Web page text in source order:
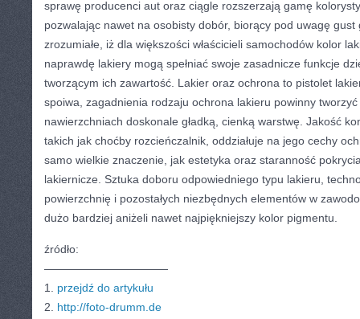
sprawę producenci aut oraz ciągle rozszerzają gamę
pozwalając nawet na osobisty dobór, biorący pod uwagę gust
zrozumiałe, iż dla większości właścicieli samochodów kolor
naprawdę lakiery mogą spełniać swoje zasadnicze funkcje
tworzącym ich zawartość. Lakier oraz ochrona to pistolet
spoiwa, zagadnienia rodzaju ochrona lakieru powinny
nawierzchniach doskonale gładką, cienką warstwę. Jakość
takich jak choćby rozcieńczalnik, oddziałuje na jego cechy
samo wielkie znaczenie, jak estetyka oraz staranność
lakiernicze. Sztuka doboru odpowiedniego typu lakieru,
powierzchnię i pozostałych niezbędnych elementów w
dużo bardziej aniżeli nawet najpiękniejszy kolor pigmentu.
źródło:
———————————
1. przejdź do artykułu
2. http://foto-drumm.de